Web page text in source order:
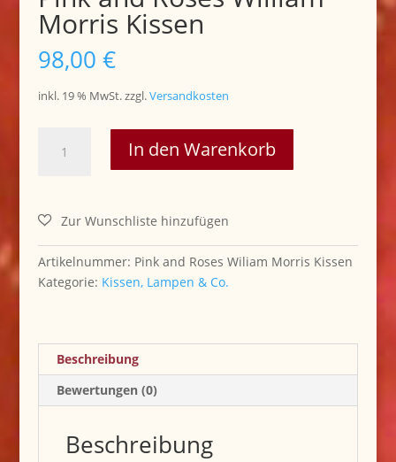
Morris Kissen
98,00 €
inkl. 19 % MwSt. zzgl.Versandkosten
Morris
Menge
In den Warenkorb
Artikelnummer: Pink and Roses Wiliam Morris Kissen
Kategorie: Kissen, Lampen & Co.
Beschreibung
Bewertungen (0)
Beschreibung